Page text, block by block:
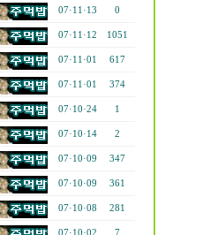
07·11·13 0
07·11·12 1051
07·11·01 617
07·11·01 374
07·10·24 1
07·10·14 2
07·10·09 347
07·10·09 361
07·10·08 281
07·10·02 7